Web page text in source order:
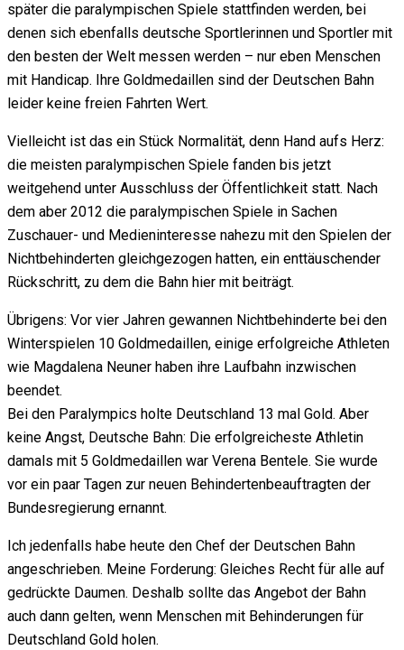
später die paralympischen Spiele stattfinden werden, bei
denen sich ebenfalls deutsche Sportlerinnen und Sportler mit
den besten der Welt messen werden – nur eben Menschen
mit Handicap. Ihre Goldmedaillen sind der Deutschen Bahn
leider keine freien Fahrten Wert.
Vielleicht ist das ein Stück Normalität, denn Hand aufs Herz:
die meisten paralympischen Spiele fanden bis jetzt
weitgehend unter Ausschluss der Öffentlichkeit statt. Nach
dem aber 2012 die paralympischen Spiele in Sachen
Zuschauer- und Medieninteresse nahezu mit den Spielen der
Nichtbehinderten gleichgezogen hatten, ein enttäuschender
Rückschritt, zu dem die Bahn hier mit beiträgt.
Übrigens: Vor vier Jahren gewannen Nichtbehinderte bei den
Winterspielen 10 Goldmedaillen, einige erfolgreiche Athleten
wie Magdalena Neuner haben ihre Laufbahn inzwischen
beendet.
Bei den Paralympics holte Deutschland 13 mal Gold. Aber
keine Angst, Deutsche Bahn: Die erfolgreicheste Athletin
damals mit 5 Goldmedaillen war Verena Bentele. Sie wurde
vor ein paar Tagen zur neuen Behindertenbeauftragten der
Bundesregierung ernannt.
Ich jedenfalls habe heute den Chef der Deutschen Bahn
angeschrieben. Meine Forderung: Gleiches Recht für alle auf
gedrückte Daumen. Deshalb sollte das Angebot der Bahn
auch dann gelten, wenn Menschen mit Behinderungen für
Deutschland Gold holen.